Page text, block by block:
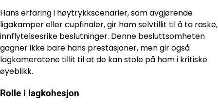
Hans erfaring i høytrykkscenarier, som avgjørende
ligakamper eller cupfinaler, gir ham selvtillit til å ta raske,
innflytelsesrike beslutninger. Denne besluttsomheten
gagner ikke bare hans prestasjoner, men gir også
lagkameratene tillit til at de kan stole på ham i kritiske
øyeblikk.
Rolle i lagkohesjon